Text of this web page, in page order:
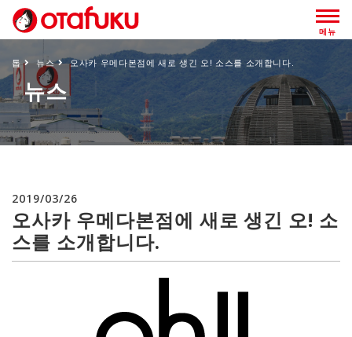
메뉴
톱 뉴스 오사카 우메다본점에 새로 생긴 오! 소스를 소개합니다.
뉴스
2019/03/26
오사카 우메다본점에 새로 생긴 오! 소
스를 소개합니다.